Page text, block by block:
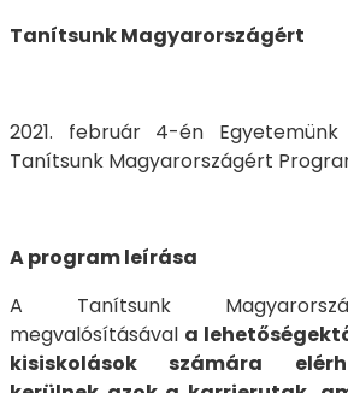
Tanítsunk Magyarországért
2021. február 4-én
Tanítsunk Magyarországért
A program leírása
A Tanítsunk
megvalósításával a
kisiskolások számára